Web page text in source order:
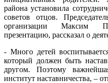
района установила
советов отцов.
организации Максим
презентацию, рассказал о
- Много детей
который должен быть
другом. Поэтому
институт наставничества, –